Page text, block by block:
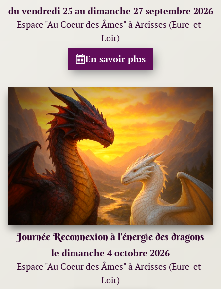
du vendredi 25 au dimanche 27 septembre 2026
Espace "Au Coeur des Âmes" à Arcisses (Eure-et-
Loir)
En savoir plus
Journée Reconnexion à l'énergie des dragons
le dimanche 4 octobre 2026
Espace "Au Coeur des Âmes" à Arcisses (Eure-et-
Loir)